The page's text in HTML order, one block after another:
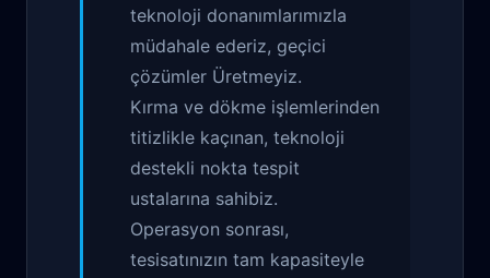
teknoloji donanımlarımızla
müdahale ederiz, geçici
çözümler Üretmeyiz.
Kırma ve dökme işlemlerinden
titizlikle kaçınan, teknoloji
destekli nokta tespit
ustalarına sahibiz.
Operasyon sonrası,
tesisatınızın tam kapasiteyle